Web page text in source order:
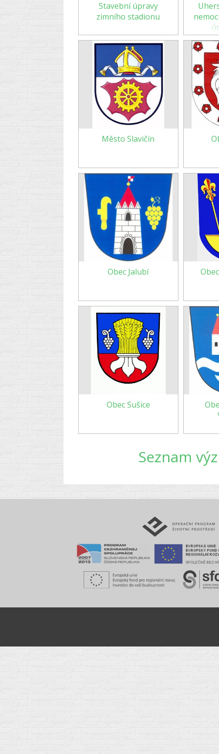
Stavební úpravy
zimního stadionu
Město Slavičín
Obec Jalubí
Obec Sušice
Seznam